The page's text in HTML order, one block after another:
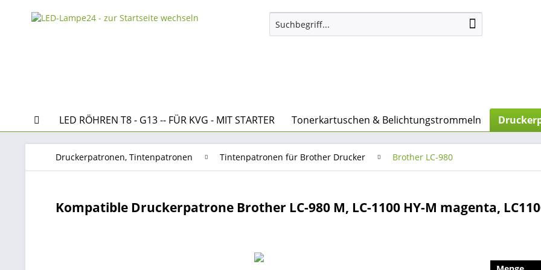
LED RÖHREN T8 - G13 -- FÜR KVG - MIT STARTER Tonerkartuschen & Belichtungstrommeln
Druckerpatronen, Tintenpatronen Tintenpatronen für Brother Drucker Brother LC-980
Kompatible Druckerpatrone Brother LC-980 M, LC-1100 HY-M magenta,